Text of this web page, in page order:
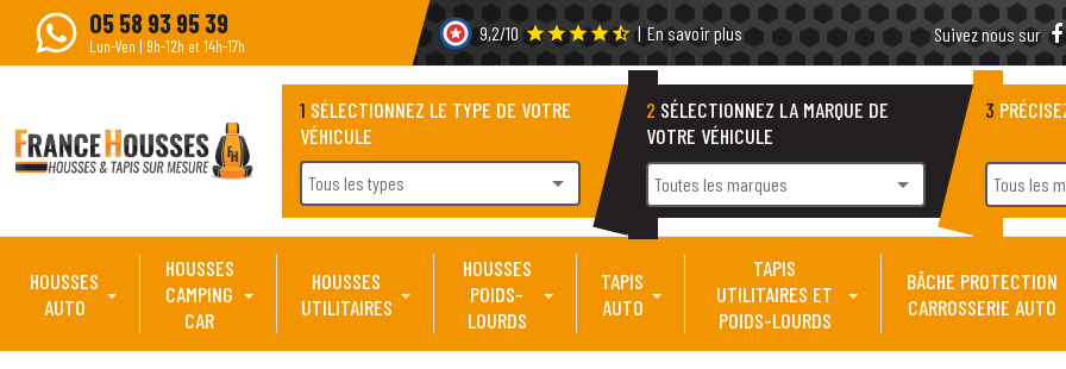
05 58 93 95 39
Lun-Ven | 9h-12h et 14h-17h
9,2/10 star starstarstarstar_half | En savoir plus Suivez nous sur
1 SÉLECTIONNEZ LE TYPE DE VOTRE
VÉHICULE
Tous les types arrow_drop_down
2 SÉLECTIONNEZ LA MARQUE DE
VOTRE VÉHICULE
Toutes les marques arrow_drop_down
3
Tous les
HOUSSES
AUTO
HOUSSES
CAMPING
CAR
HOUSSES
UTILITAIRES
HOUSSES
POIDS-
LOURDS
TAPIS
AUTO
TAPIS
UTILITAIRES ET
POIDS-LOURDS
BÂCHE PROTECTION
CARROSSERIE AUTO